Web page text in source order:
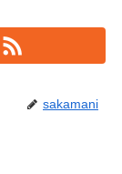
sakamani